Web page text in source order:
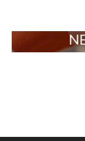
NEW IN